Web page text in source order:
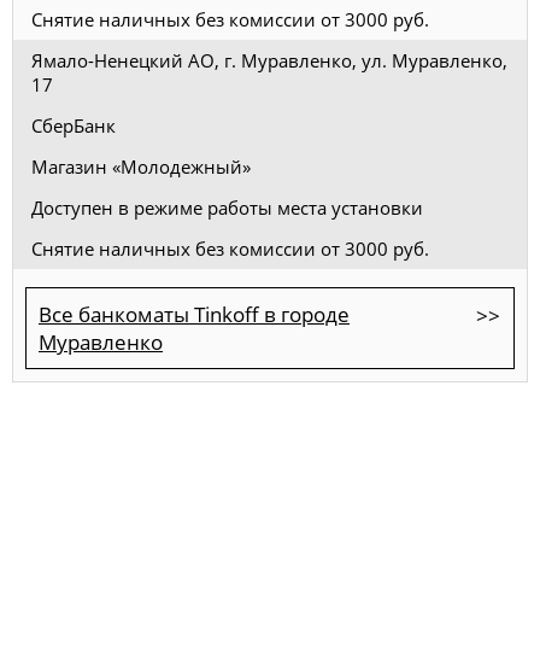
Снятие наличных без комиссии от 3000 руб.
Ямало-Ненецкий АО, г. Муравленко, ул. Муравленко,
17
СберБанк
Магазин «Молодежный»
Доступен в режиме работы места установки
Снятие наличных без комиссии от 3000 руб.
Все банкоматы Tinkoff в городе
Муравленко